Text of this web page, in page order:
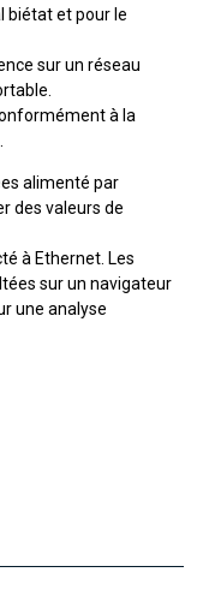
biétat et pour le
sur un réseau
à la
alimenté par
des valeurs de
à Ethernet. Les
sur un navigateur
une analyse